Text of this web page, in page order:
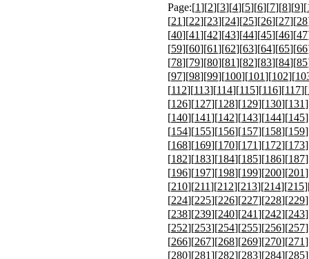
Page:[1][2][3][4][5][6][7][8][9][
[21][22][23][24][25][26][27][28
[40][41][42][43][44][45][46][47
[59][60][61][62][63][64][65][66
[78][79][80][81][82][83][84][85
[97][98][99][100][101][102][
[112][113][114][115][116][117][
[126][127][128][129][130][131
[140][141][142][143][144][145
[154][155][156][157][158][159
[168][169][170][171][172][173
[182][183][184][185][186][187
[196][197][198][199][200][201
[210][211][212][213][214][215
[224][225][226][227][228][229
[238][239][240][241][242][243
[252][253][254][255][256][257
[266][267][268][269][270][271
[280][281][282][283][284][285